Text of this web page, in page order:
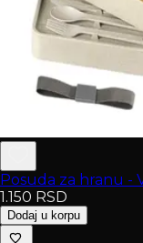
Posuda za hranu -
1.150 RSD
Dodaj u korpu